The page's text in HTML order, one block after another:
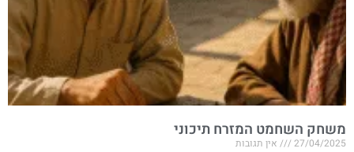
משחק השחמט המזרח תיכוני
27/04/2025 אין תגובות